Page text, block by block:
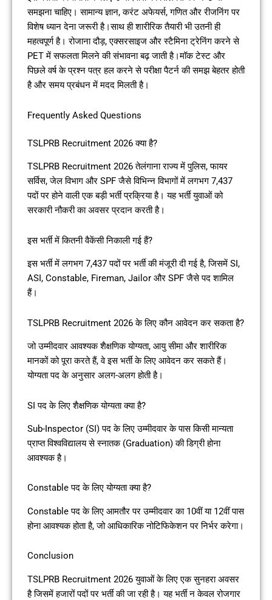
समझना चाहिए। सामान्य ज्ञान, करंट अफेयर्स, गणित और रीजनिंग पर
विशेष ध्यान देना जरूरी है।साथ ही शारीरिक तैयारी भी उतनी ही
महत्वपूर्ण है। रोजाना दौड़, एक्सरसाइज और स्टैमिना ट्रेनिंग करने से
PET में सफलता मिलने की संभावना बढ़ जाती है।मॉक टेस्ट और
पिछले वर्ष के प्रश्न पत्र हल करने से परीक्षा पैटर्न की समझ बेहतर होती
है और समय प्रबंधन में मदद मिलती है।
Frequently Asked Questions
TSLPRB Recruitment 2026 क्या है?
TSLPRB Recruitment 2026 तेलंगाना राज्य में पुलिस, फायर
सर्विस, जेल विभाग और SPF जैसे विभिन्न विभागों में लगभग 7,437
पदों पर होने वाली एक बड़ी भर्ती प्रक्रिया है। यह भर्ती युवाओं को
सरकारी नौकरी का अवसर प्रदान करती है।
इस भर्ती में कितनी वैकेंसी निकाली गई हैं?
इस भर्ती में लगभग 7,437 पदों पर भर्ती की मंजूरी दी गई है, जिसमें SI,
ASI, Constable, Fireman, Jailor और SPF जैसे पद शामिल
हैं।
TSLPRB Recruitment 2026 के लिए कौन आवेदन कर सकता है?
जो उम्मीदवार आवश्यक शैक्षणिक योग्यता, आयु सीमा और शारीरिक
मानकों को पूरा करते हैं, वे इस भर्ती के लिए आवेदन कर सकते हैं।
योग्यता पद के अनुसार अलग-अलग होती है।
SI पद के लिए शैक्षणिक योग्यता क्या है?
Sub-Inspector (SI) पद के लिए उम्मीदवार के पास किसी मान्यता
प्राप्त विश्वविद्यालय से स्नातक (Graduation) की डिग्री होना
आवश्यक है।
Constable पद के लिए योग्यता क्या है?
Constable पद के लिए आमतौर पर उम्मीदवार का 10वीं या 12वीं पास
होना आवश्यक होता है, जो आधिकारिक नोटिफिकेशन पर निर्भर करेगा।
Conclusion
TSLPRB Recruitment 2026 युवाओं के लिए एक सुनहरा अवसर
है जिसमें हजारों पदों पर भर्ती की जा रही है। यह भर्ती न केवल रोजगार